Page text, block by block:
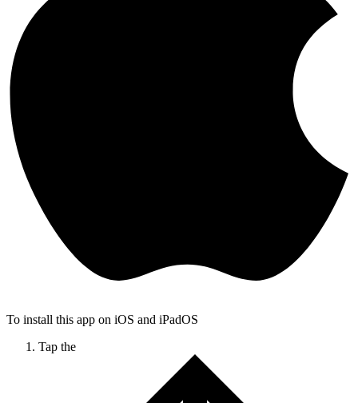
To install this app on iOS and iPadOS
Tap the